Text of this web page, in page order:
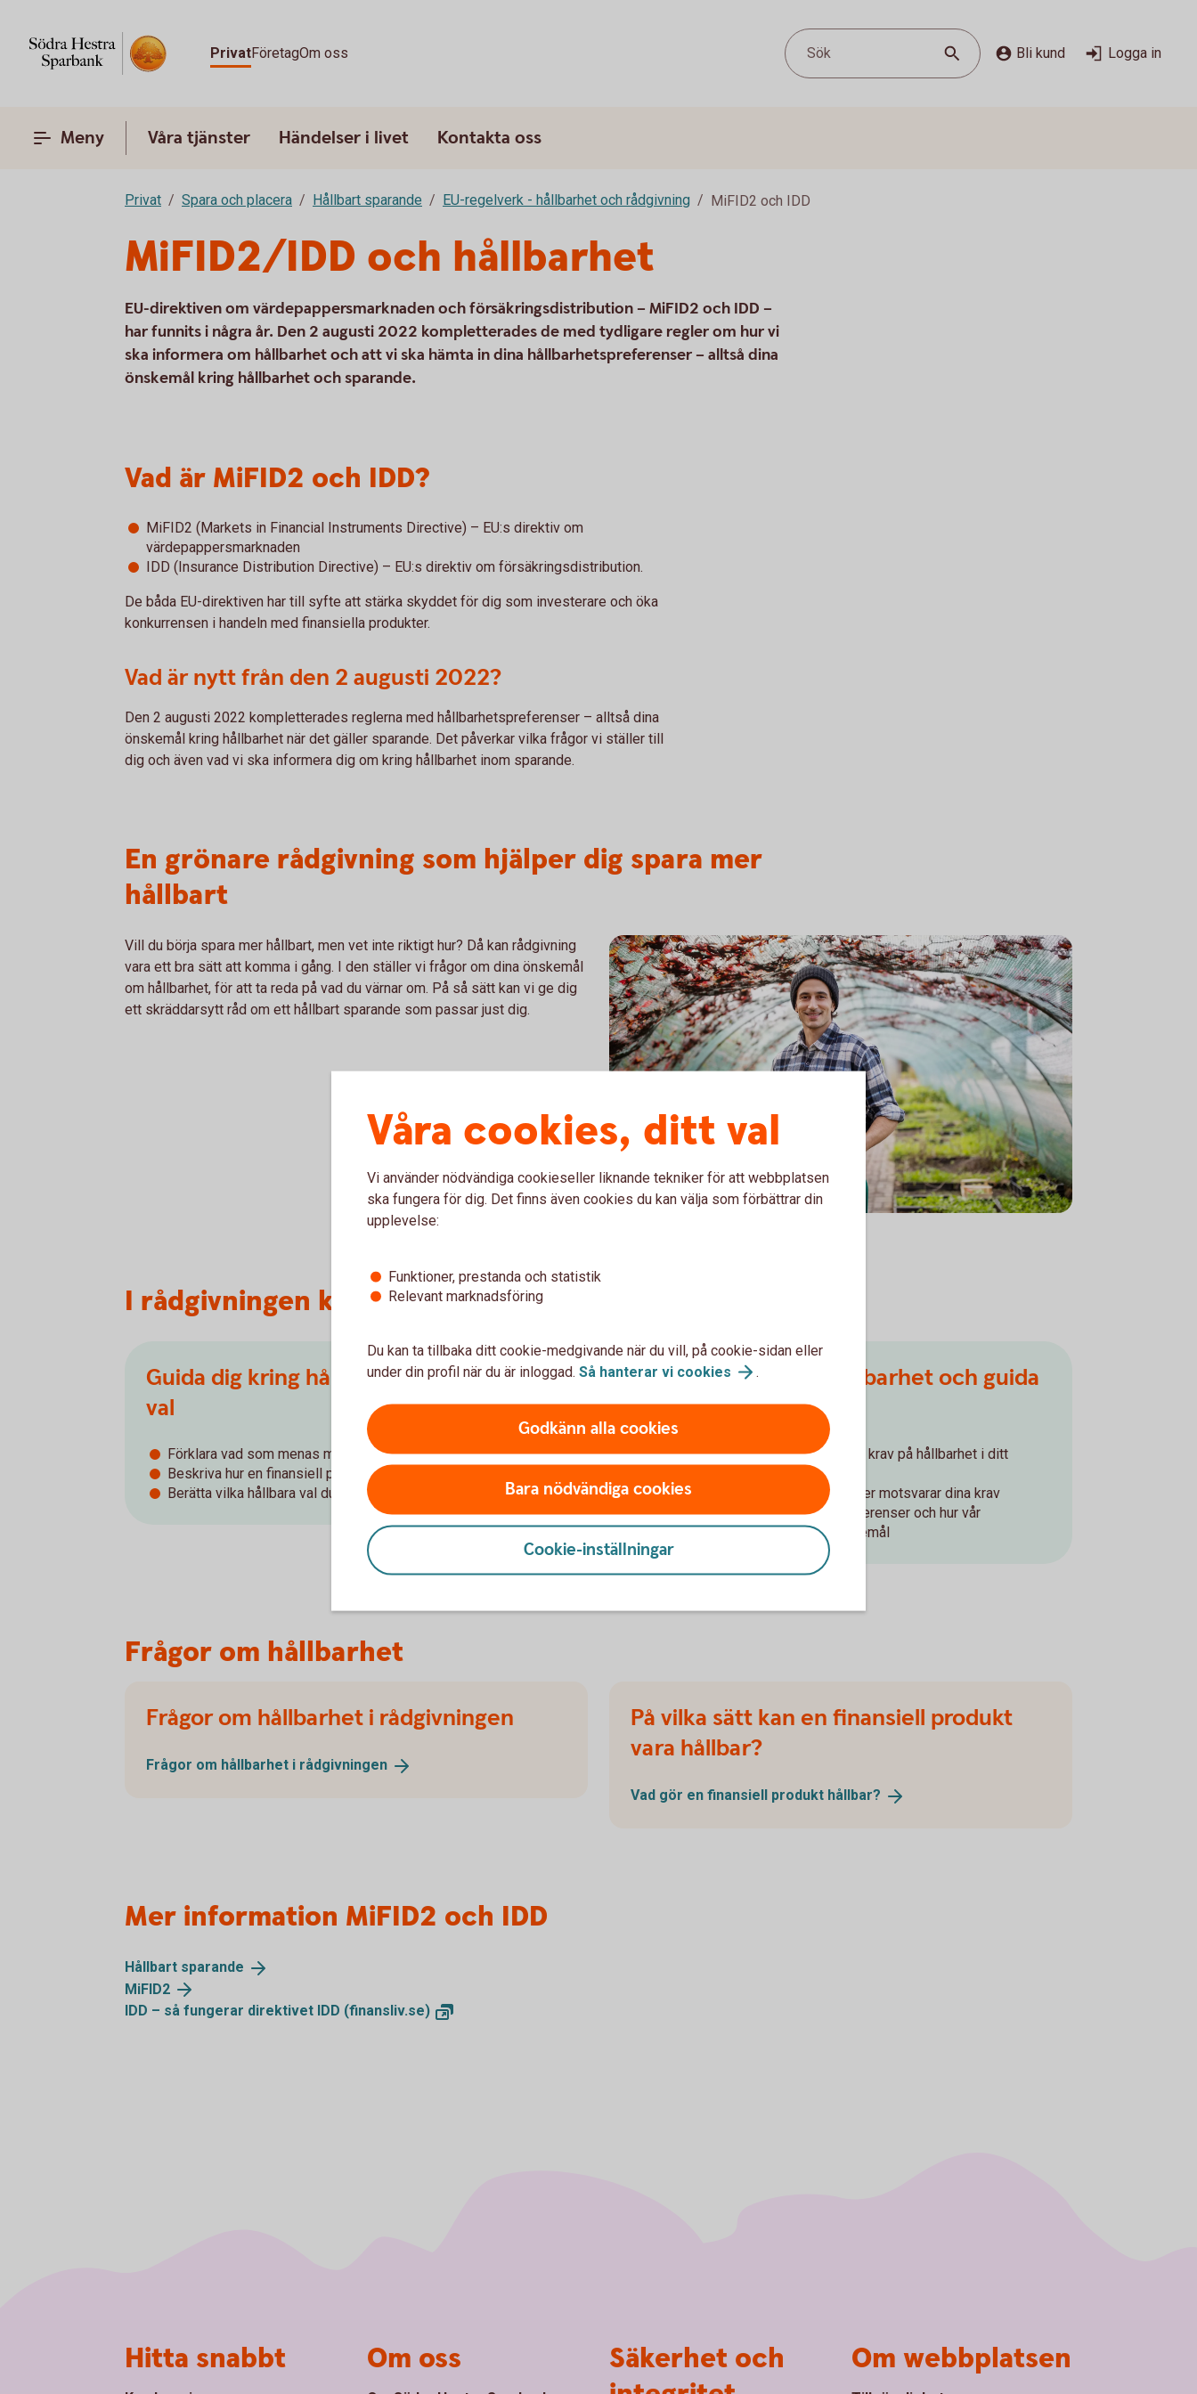
PrivatFöretagOm oss Sök Bli kund Logga in
Meny Våra tjänster Händelser i livet Kontakta oss
Privat Spara och placera Hållbart sparande EU-regelverk - hållbarhet och rådgivning MiFID2 och IDD
MiFID2/IDD och hållbarhet
EU-direktiven om värdepappersmarknaden och försäkringsdistribution – MiFID2 och IDD –
har funnits i några år. Den 2 augusti 2022 kompletterades de med tydligare regler om hur vi
ska informera om hållbarhet och att vi ska hämta in dina hållbarhetspreferenser – alltså dina
önskemål kring hållbarhet och sparande.
Vad är MiFID2 och IDD?
MiFID2 (Markets in Financial Instruments Directive) – EU:s direktiv om
värdepappersmarknaden
IDD (Insurance Distribution Directive) – EU:s direktiv om försäkringsdistribution.
De båda EU-direktiven har till syfte att stärka skyddet för dig som investerare och öka
konkurrensen i handeln med finansiella produkter.
Vad är nytt från den 2 augusti 2022?
Den 2 augusti 2022 kompletterades reglerna med hållbarhetspreferenser – alltså dina
önskemål kring hållbarhet när det gäller sparande. Det påverkar vilka frågor vi ställer till
dig och även vad vi ska informera dig om kring hållbarhet inom sparande.
En grönare rådgivning som hjälper dig spara mer
hållbart
Vill du börja spara mer hållbart, men vet inte riktigt hur? Då kan rådgivning
vara ett bra sätt att komma i gång. I den ställer vi frågor om dina önskemål
om hållbarhet, för att ta reda på vad du värnar om. På så sätt kan vi ge dig
ett skräddarsytt råd om ett hållbart sparande som passar just dig.
I rådgivningen kommer vi att:
Guida dig kring hållbarhet och hållbara
val
Förklara vad som menas med hållbarhet, ESG
Beskriva hur en finansiell produkt kan vara hållbar
Berätta vilka hållbara val du kan göra
Ta in önskemål om hållbarhet och guida
kring våra produkter
Fråga vad du har för önskemål och krav på hållbarhet i ditt
Förklara hur de produkter vi erbjuder motsvarar dina krav
Dokumentera dina hållbarhetspreferenser och hur vår
rekommendation möter dina önskemål
Frågor om hållbarhet
Frågor om hållbarhet i rådgivningen
Frågor om hållbarhet i rådgivningen
På vilka sätt kan en finansiell produkt
vara hållbar?
Vad gör en finansiell produkt hållbar?
Mer information MiFID2 och IDD
Hållbart sparande
MiFID2
IDD – så fungerar direktivet IDD (finansliv.se)
Våra cookies, ditt val
Vi använder nödvändiga cookieseller liknande tekniker för att webbplatsen
ska fungera för dig. Det finns även cookies du kan välja som förbättrar din
upplevelse:
Funktioner, prestanda och statistik
Relevant marknadsföring
Du kan ta tillbaka ditt cookie-medgivande när du vill, på cookie-sidan eller
under din profil när du är inloggad. Så hanterar vi cookies .
Godkänn alla cookies
Bara nödvändiga cookies
Cookie-inställningar
Hitta snabbt Om oss
Säkerhet och
Om webbplatsen